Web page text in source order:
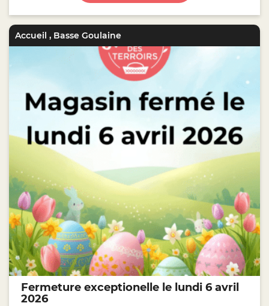
Accueil , Basse Goulaine
Fermeture exceptionelle le lundi 6 avril
2026